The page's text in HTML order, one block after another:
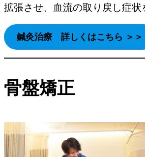
拡張させ、血流の取り戻し症状
鍼灸治療 詳しくはこちら ＞＞
骨盤矯正